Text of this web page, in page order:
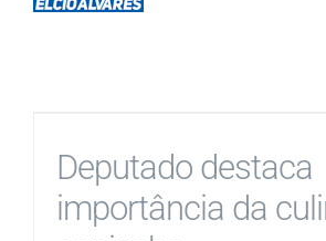
Deputado destaca
importância da